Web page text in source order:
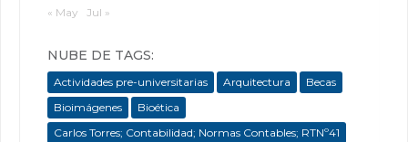
« May Jul »
NUBE DE TAGS:
Actividades pre-universitarias Arquitectura
Becas
Bioimágenes
Bioética
Carlos Torres; Contabilidad; Normas Contables; RTNº41